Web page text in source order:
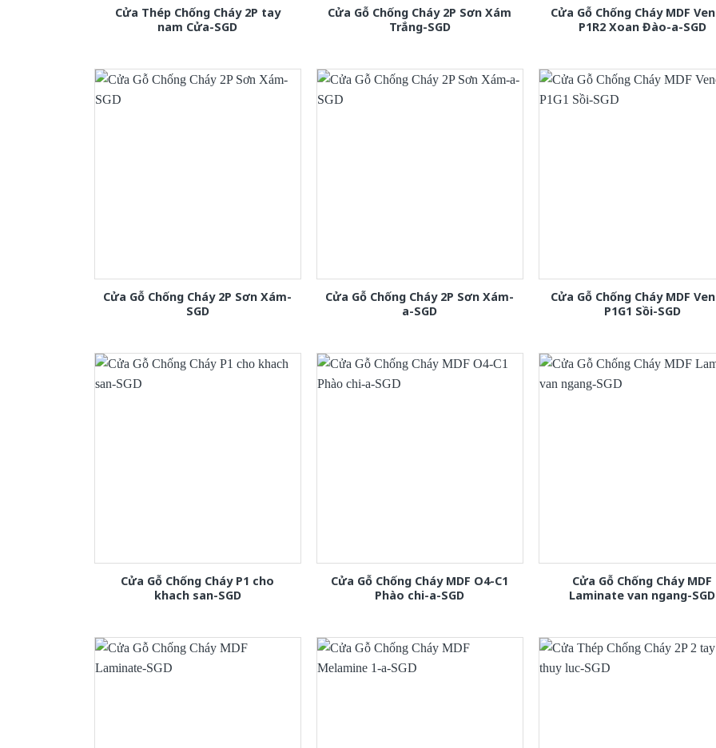
Cửa Thép Chống Cháy 2P tay
nam Cửa-SGD
Cửa Gỗ Chống Cháy 2P Sơn Xám
Trắng-SGD
Cửa Gỗ Chống Cháy MDF
P1R2 Xoan Đào-a-SGD
Cửa Gỗ Chống Cháy 2P Sơn Xám-
SGD
Cửa Gỗ Chống Cháy 2P Sơn Xám-
a-SGD
Cửa Gỗ Chống Cháy MDF
P1G1 Sồi-SGD
Cửa Gỗ Chống Cháy P1 cho
khach san-SGD
Cửa Gỗ Chống Cháy MDF O4-C1
Phào chi-a-SGD
Cửa Gỗ Chống Cháy MDF
Laminate van ngang-SGD